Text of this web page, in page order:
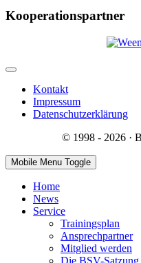
Kooperationspartner
Kontakt
Impressum
Datenschutzerklärung
© 1998 - 2026 ·
Mobile Menu Toggle
Home
News
Service
Trainingsplan
Ansprechpartner
Mitglied werden
Die BSV-Satzung